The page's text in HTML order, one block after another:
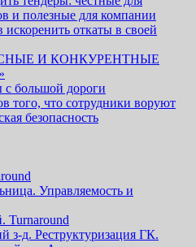
и полезные для компании
искоренить откаты в своей
И КОНКУРЕНТНЫЕ
большой дороги
того, что сотрудники воруют
безопасность
Управляемость и
Turnaround
з-д. Реструктуризация ГК.